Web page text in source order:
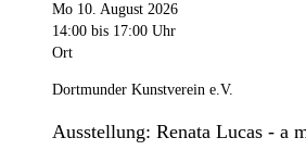
Mo 10. August 2026
14:00 bis 17:00 Uhr
Ort
Dortmunder Kunstverein e.V.
Ausstellung: Renata Lucas - a